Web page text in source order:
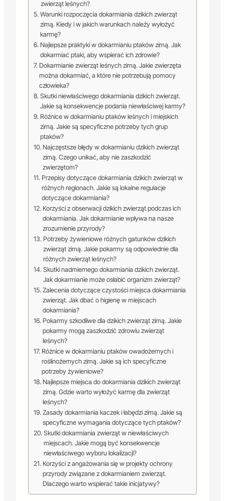
zwierząt leśnych?
Warunki rozpoczęcia dokarmiania dzikich zwierząt
zimą. Kiedy i w jakich warunkach należy wyłożyć
karmę?
Najlepsze praktyki w dokarmianiu ptaków zimą. Jak
dokarmiać ptaki, aby wspierać ich zdrowie?
Dokarmianie zwierząt leśnych zimą. Jakie zwierzęta
można dokarmiać, a które nie potrzebują pomocy
człowieka?
Skutki niewłaściwego dokarmiania dzikich zwierząt.
Jakie są konsekwencje podania niewłaściwej karmy?
Różnice w dokarmianiu ptaków leśnych i miejskich
zimą. Jakie są specyficzne potrzeby tych grup
ptaków?
Najczęstsze błędy w dokarmianiu dzikich zwierząt
zimą. Czego unikać, aby nie zaszkodzić
zwierzętom?
Przepisy dotyczące dokarmiania dzikich zwierząt w
różnych regionach. Jakie są lokalne regulacje
dotyczące dokarmiania?
Korzyści z obserwacji dzikich zwierząt podczas ich
dokarmiania. Jak dokarmianie wpływa na nasze
zrozumienie przyrody?
Potrzeby żywieniowe różnych gatunków dzikich
zwierząt zimą. Jakie pokarmy są odpowiednie dla
różnych zwierząt leśnych?
Skutki nadmiernego dokarmiania dzikich zwierząt.
Jak dokarmianie może osłabić organizm zwierząt?
Zalecenia dotyczące czystości miejsca dokarmiania
zwierząt. Jak dbać o higienę w miejscach
dokarmiania?
Pokarmy szkodliwe dla dzikich zwierząt zimą. Jakie
pokarmy mogą zaszkodzić zdrowiu zwierząt
leśnych?
Różnice w dokarmianiu ptaków owadożernych i
roślinożernych zimą. Jakie są ich specyficzne
potrzeby żywieniowe?
Najlepsze miejsca do dokarmiania dzikich zwierząt
zimą. Gdzie warto wyłożyć karmę dla zwierząt
leśnych?
Zasady dokarmiania kaczek i łabędzi zimą. Jakie są
specyficzne wymagania dotyczące tych ptaków?
Skutki dokarmiania zwierząt w niewłaściwych
miejscach. Jakie mogą być konsekwencje
niewłaściwego wyboru lokalizacji?
Korzyści z angażowania się w projekty ochrony
przyrody związane z dokarmianiem zwierząt.
Dlaczego warto wspierać takie inicjatywy?